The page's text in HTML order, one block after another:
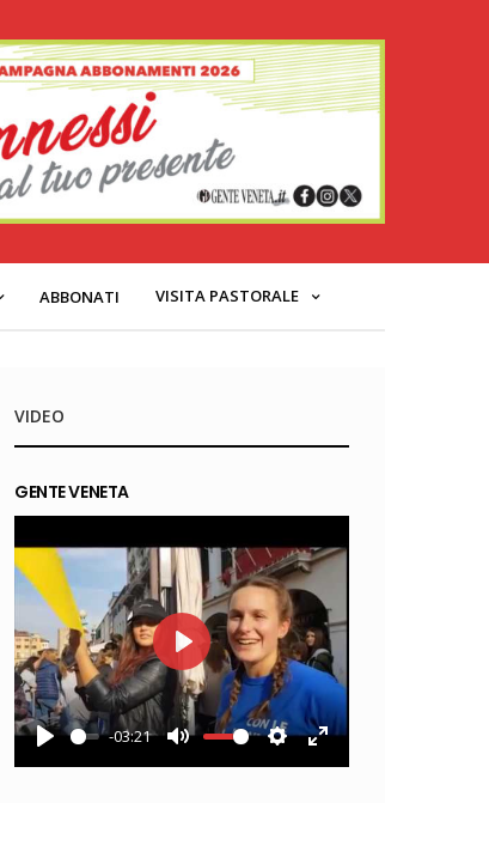
ABBONATI VISITA PASTORALE
VIDEO
GENTE VENETA
-03:21
Play